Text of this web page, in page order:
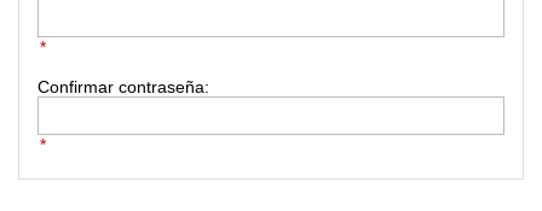
*
Confirmar contraseña:
*